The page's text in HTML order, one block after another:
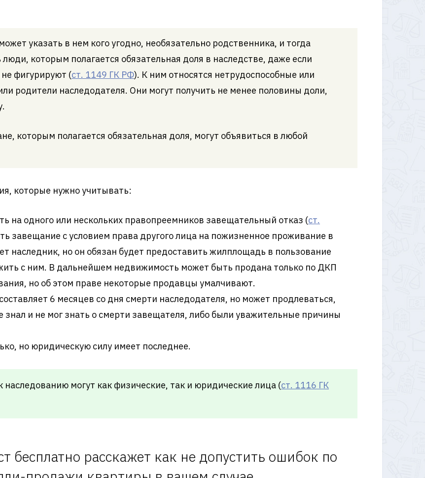
указать в нем кого угодно, необязательно родственника, и тогда
которым полагается обязательная доля в наследстве, даже если
фигурируют (ст. 1149 ГК РФ). К ним относятся нетрудоспособные или
родители наследодателя. Они могут получить не менее половины доли,
которым полагается обязательная доля, могут объявиться в любой
которые нужно учитывать:
на одного или нескольких правопреемников завещательный отказ (ст.
завещание с условием права другого лица на пожизненное проживание в
наследник, но он обязан будет предоставить жилплощадь в пользование
с ним. В дальнейшем недвижимость может быть продана только по ДКП
но об этом праве некоторые продавцы умалчивают.
6 месяцев со дня смерти наследодателя, но может продлеваться,
знал и не мог знать о смерти завещателя, либо были уважительные причины
но юридическую силу имеет последнее.
наследованию могут как физические, так и юридические лица (ст. 1116 ГК
бесплатно расскажет как не допустить ошибок по